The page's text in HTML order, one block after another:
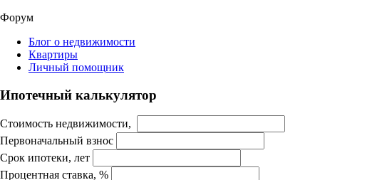
Форум
Блог о недвижимости
Квартиры
Личный помощник
Ипотечный калькулятор
Стоимость недвижимости,
Первоначальный взнос
Срок ипотеки, лет
Процентная ставка, %